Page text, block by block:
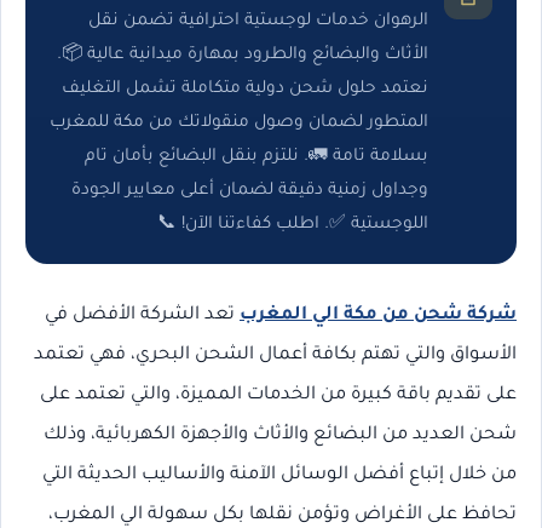
الرهوان خدمات لوجستية احترافية تضمن نقل
الأثاث والبضائع والطرود بمهارة ميدانية عالية 📦.
نعتمد حلول شحن دولية متكاملة تشمل التغليف
المتطور لضمان وصول منقولاتك من مكة للمغرب
بسلامة تامة 🚛. نلتزم بنقل البضائع بأمان تام
وجداول زمنية دقيقة لضمان أعلى معايير الجودة
اللوجستية ✅. اطلب كفاءتنا الآن! 📞
شركة شحن من مكة الي المغرب تعد الشركة الأفضل في
الأسواق والتي تهتم بكافة أعمال الشحن البحري، فهي تعتمد
على تقديم باقة كبيرة من الخدمات المميزة، والتي تعتمد على
شحن العديد من البضائع والأثاث والأجهزة الكهربائية، وذلك
من خلال إتباع أفضل الوسائل الآمنة والأساليب الحديثة التي
تحافظ على الأغراض وتؤمن نقلها بكل سهولة الي المغرب،